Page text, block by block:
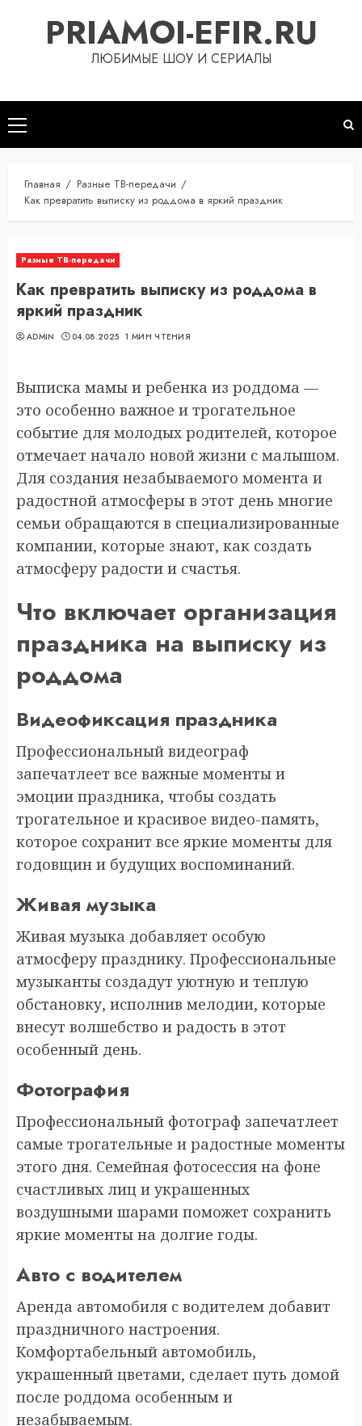
содержимомуPRIAMOI-EFIR.RU
ЛЮБИМЫЕ ШОУ И СЕРИАЛЫ
Основное
меню
Главная
Разные ТВ-передачи
Как превратить выписку из роддома в яркий праздник
Разные ТВ-передачи
Как превратить выписку из роддома в
яркий праздник
ADMIN 04.08.2025 1 МИН ЧТЕНИЯ
Выписка мамы и ребенка из роддома —
это особенно важное и трогательное
событие для молодых родителей, которое
отмечает начало новой жизни с малышом.
Для создания незабываемого момента и
радостной атмосферы в этот день многие
семьи обращаются в специализированные
компании, которые знают, как создать
атмосферу радости и счастья.
Что включает организация
праздника на выписку из
роддома
Видеофиксация праздника
Профессиональный видеограф
запечатлеет все важные моменты и
эмоции праздника, чтобы создать
трогательное и красивое видео-память,
которое сохранит все яркие моменты для
годовщин и будущих воспоминаний.
Живая музыка
Живая музыка добавляет особую
атмосферу празднику. Профессиональные
музыканты создадут уютную и теплую
обстановку, исполнив мелодии, которые
внесут волшебство и радость в этот
особенный день.
Фотография
Профессиональный фотограф запечатлеет
самые трогательные и радостные моменты
этого дня. Семейная фотосессия на фоне
счастливых лиц и украшенных
воздушными шарами поможет сохранить
яркие моменты на долгие годы.
Авто с водителем
Аренда автомобиля с водителем добавит
праздничного настроения.
Комфортабельный автомобиль,
украшенный цветами, сделает путь домой
после роддома особенным и
незабываемым.